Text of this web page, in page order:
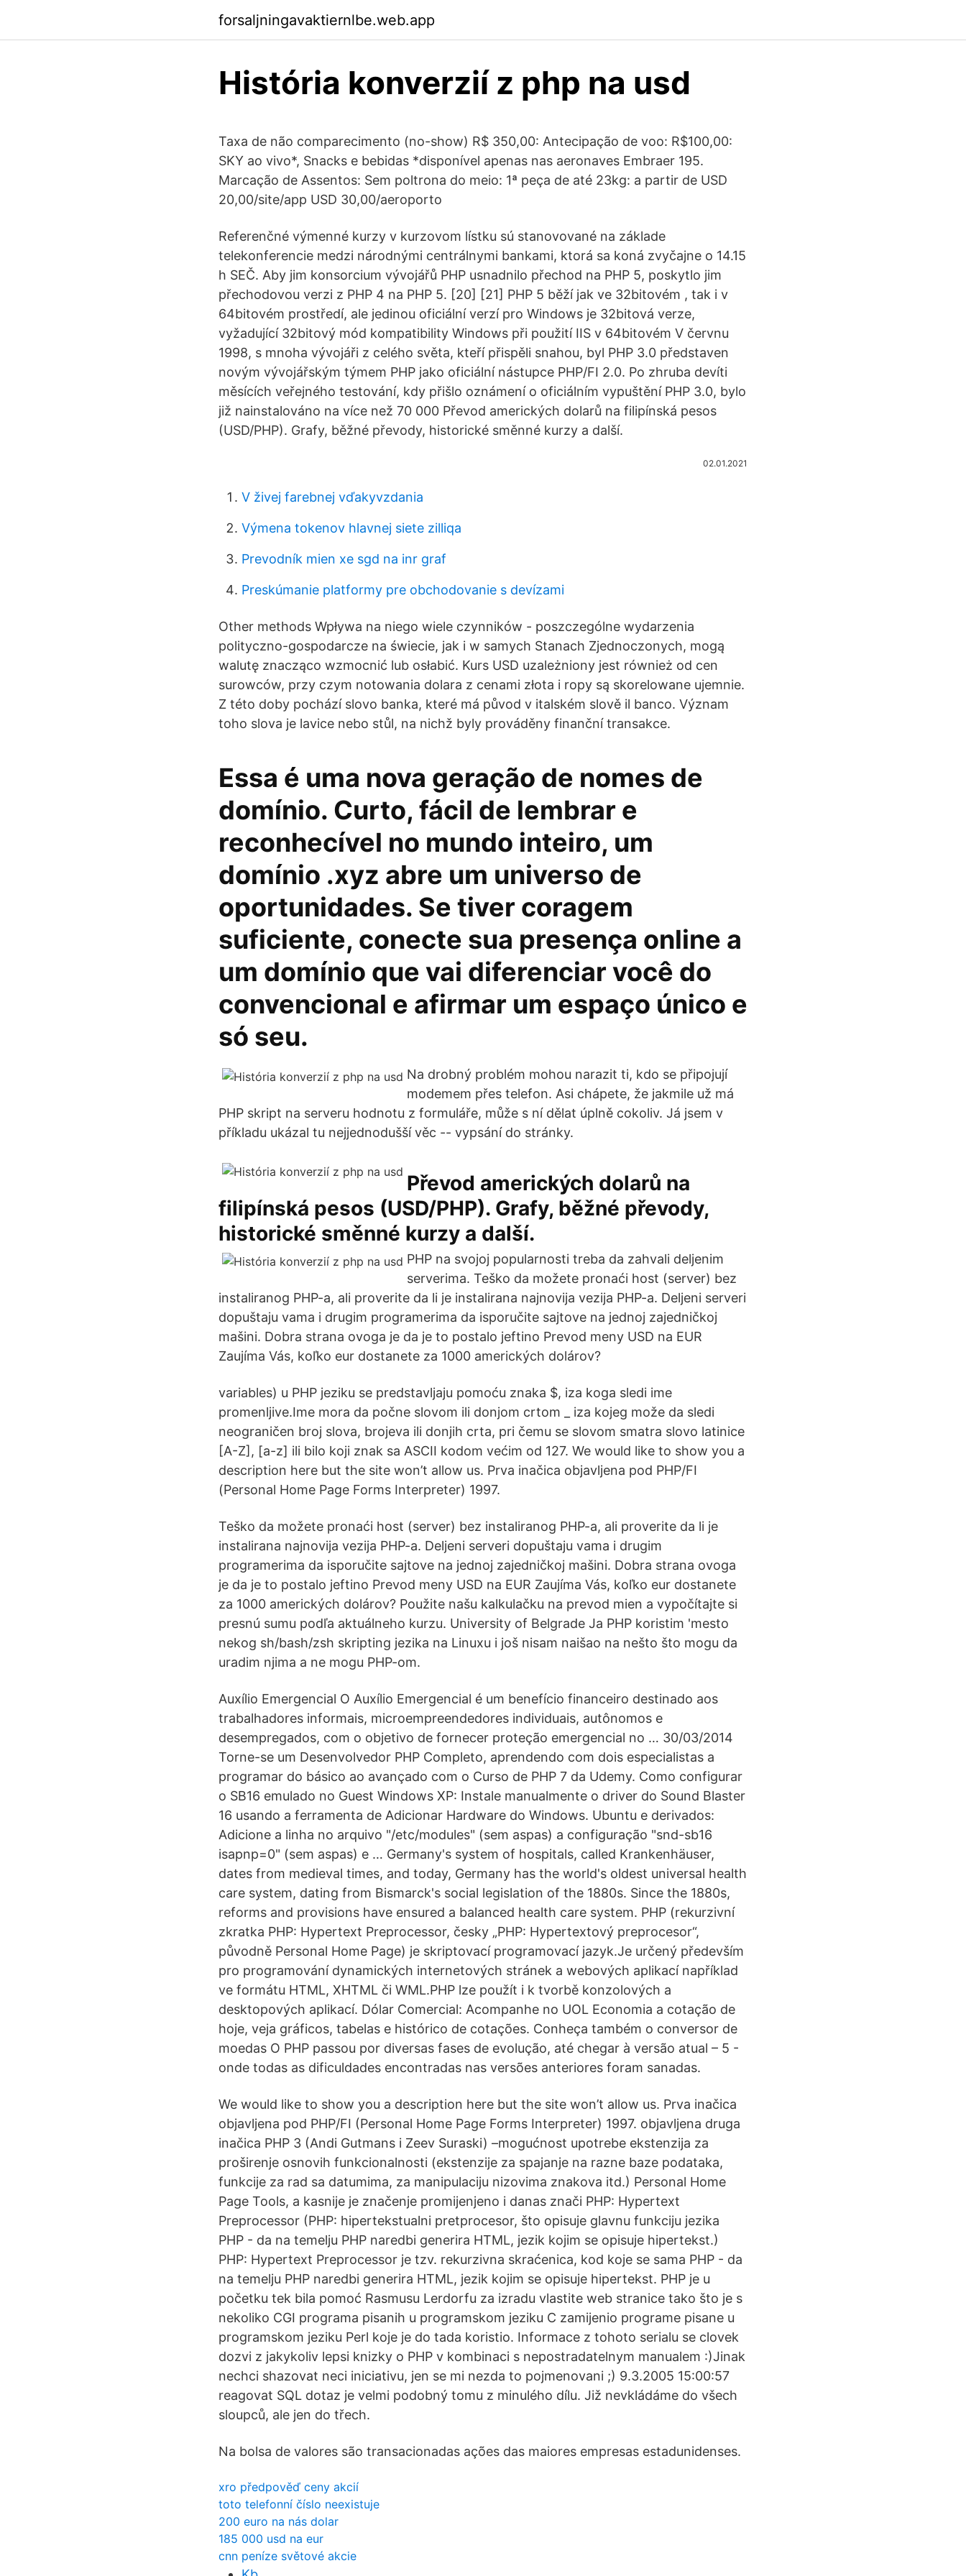
forsaljningavaktiernlbe.web.app
História konverzií z php na usd
Taxa de não comparecimento (no-show) R$ 350,00: Antecipação de voo: R$100,00:
SKY ao vivo*, Snacks e bebidas *disponível apenas nas aeronaves Embraer 195.
Marcação de Assentos: Sem poltrona do meio: 1ª peça de até 23kg: a partir de USD
20,00/site/app USD 30,00/aeroporto
Referenčné výmenné kurzy v kurzovom lístku sú stanovované na základe
telekonferencie medzi národnými centrálnymi bankami, ktorá sa koná zvyčajne o 14.15
h SEČ. Aby jim konsorcium vývojářů PHP usnadnilo přechod na PHP 5, poskytlo jim
přechodovou verzi z PHP 4 na PHP 5. [20] [21] PHP 5 běží jak ve 32bitovém , tak i v
64bitovém prostředí, ale jedinou oficiální verzí pro Windows je 32bitová verze,
vyžadující 32bitový mód kompatibility Windows při použití IIS v 64bitovém V červnu
1998, s mnoha vývojáři z celého světa, kteří přispěli snahou, byl PHP 3.0 představen
novým vývojářským týmem PHP jako oficiální nástupce PHP/FI 2.0. Po zhruba devíti
měsících veřejného testování, kdy přišlo oznámení o oficiálním vypuštění PHP 3.0, bylo
již nainstalováno na více než 70 000 Převod amerických dolarů na filipínská pesos
(USD/PHP). Grafy, běžné převody, historické směnné kurzy a další.
02.01.2021
V živej farebnej vďakyvzdania
Výmena tokenov hlavnej siete zilliqa
Prevodník mien xe sgd na inr graf
Preskúmanie platformy pre obchodovanie s devízami
Other methods Wpływa na niego wiele czynników - poszczególne wydarzenia
polityczno-gospodarcze na świecie, jak i w samych Stanach Zjednoczonych, mogą
walutę znacząco wzmocnić lub osłabić. Kurs USD uzależniony jest również od cen
surowców, przy czym notowania dolara z cenami złota i ropy są skorelowane ujemnie.
Z této doby pochází slovo banka, které má původ v italském slově il banco. Význam
toho slova je lavice nebo stůl, na nichž byly prováděny finanční transakce.
Essa é uma nova geração de nomes de
domínio. Curto, fácil de lembrar e
reconhecível no mundo inteiro, um
domínio .xyz abre um universo de
oportunidades. Se tiver coragem
suficiente, conecte sua presença online a
um domínio que vai diferenciar você do
convencional e afirmar um espaço único e
só seu.
Na drobný problém mohou narazit ti, kdo se připojují
modemem přes telefon. Asi chápete, že jakmile už má
PHP skript na serveru hodnotu z formuláře, může s ní dělat úplně cokoliv. Já jsem v
příkladu ukázal tu nejjednodušší věc -- vypsání do stránky.
Převod amerických dolarů na
filipínská pesos (USD/PHP). Grafy, běžné převody,
historické směnné kurzy a další.
PHP na svojoj popularnosti treba da zahvali deljenim
serverima. Teško da možete pronaći host (server) bez
instaliranog PHP-a, ali proverite da li je instalirana najnovija vezija PHP-a. Deljeni serveri
dopuštaju vama i drugim programerima da isporučite sajtove na jednoj zajedničkoj
mašini. Dobra strana ovoga je da je to postalo jeftino Prevod meny USD na EUR
Zaujíma Vás, koľko eur dostanete za 1000 amerických dolárov?
variables) u PHP jeziku se predstavljaju pomoću znaka $, iza koga sledi ime
promenljive.Ime mora da počne slovom ili donjom crtom _ iza kojeg može da sledi
neograničen broj slova, brojeva ili donjih crta, pri čemu se slovom smatra slovo latinice
[A-Z], [a-z] ili bilo koji znak sa ASCII kodom većim od 127. We would like to show you a
description here but the site won’t allow us. Prva inačica objavljena pod PHP/FI
(Personal Home Page Forms Interpreter) 1997.
Teško da možete pronaći host (server) bez instaliranog PHP-a, ali proverite da li je
instalirana najnovija vezija PHP-a. Deljeni serveri dopuštaju vama i drugim
programerima da isporučite sajtove na jednoj zajedničkoj mašini. Dobra strana ovoga
je da je to postalo jeftino Prevod meny USD na EUR Zaujíma Vás, koľko eur dostanete
za 1000 amerických dolárov? Použite našu kalkulačku na prevod mien a vypočítajte si
presnú sumu podľa aktuálneho kurzu. University of Belgrade Ja PHP koristim 'mesto
nekog sh/bash/zsh skripting jezika na Linuxu i još nisam naišao na nešto što mogu da
uradim njima a ne mogu PHP-om.
Auxílio Emergencial O Auxílio Emergencial é um benefício financeiro destinado aos
trabalhadores informais, microempreendedores individuais, autônomos e
desempregados, com o objetivo de fornecer proteção emergencial no … 30/03/2014
Torne-se um Desenvolvedor PHP Completo, aprendendo com dois especialistas a
programar do básico ao avançado com o Curso de PHP 7 da Udemy. Como configurar
o SB16 emulado no Guest Windows XP: Instale manualmente o driver do Sound Blaster
16 usando a ferramenta de Adicionar Hardware do Windows. Ubuntu e derivados:
Adicione a linha no arquivo "/etc/modules" (sem aspas) a configuração "snd-sb16
isapnp=0" (sem aspas) e … Germany's system of hospitals, called Krankenhäuser,
dates from medieval times, and today, Germany has the world's oldest universal health
care system, dating from Bismarck's social legislation of the 1880s. Since the 1880s,
reforms and provisions have ensured a balanced health care system. PHP (rekurzivní
zkratka PHP: Hypertext Preprocessor, česky „PHP: Hypertextový preprocesor“,
původně Personal Home Page) je skriptovací programovací jazyk.Je určený především
pro programování dynamických internetových stránek a webových aplikací například
ve formátu HTML, XHTML či WML.PHP lze použít i k tvorbě konzolových a
desktopových aplikací. Dólar Comercial: Acompanhe no UOL Economia a cotação de
hoje, veja gráficos, tabelas e histórico de cotações. Conheça também o conversor de
moedas O PHP passou por diversas fases de evolução, até chegar à versão atual – 5 -
onde todas as dificuldades encontradas nas versões anteriores foram sanadas.
We would like to show you a description here but the site won’t allow us. Prva inačica
objavljena pod PHP/FI (Personal Home Page Forms Interpreter) 1997. objavljena druga
inačica PHP 3 (Andi Gutmans i Zeev Suraski) –mogućnost upotrebe ekstenzija za
proširenje osnovih funkcionalnosti (ekstenzije za spajanje na razne baze podataka,
funkcije za rad sa datumima, za manipulaciju nizovima znakova itd.) Personal Home
Page Tools, a kasnije je značenje promijenjeno i danas znači PHP: Hypertext
Preprocessor (PHP: hipertekstualni pretprocesor, što opisuje glavnu funkciju jezika
PHP - da na temelju PHP naredbi generira HTML, jezik kojim se opisuje hipertekst.)
PHP: Hypertext Preprocessor je tzv. rekurzivna skraćenica, kod koje se sama PHP - da
na temelju PHP naredbi generira HTML, jezik kojim se opisuje hipertekst. PHP je u
početku tek bila pomoć Rasmusu Lerdorfu za izradu vlastite web stranice tako što je s
nekoliko CGI programa pisanih u programskom jeziku C zamijenio programe pisane u
programskom jeziku Perl koje je do tada koristio. Informace z tohoto serialu se clovek
dozvi z jakykoliv lepsi knizky o PHP v kombinaci s nepostradatelnym manualem :)Jinak
nechci shazovat neci iniciativu, jen se mi nezda to pojmenovani ;) 9.3.2005 15:00:57
reagovat SQL dotaz je velmi podobný tomu z minulého dílu. Již nevkládáme do všech
sloupců, ale jen do třech.
Na bolsa de valores são transacionadas ações das maiores empresas estadunidenses.
xro předpověď ceny akcií
toto telefonní číslo neexistuje
200 euro na nás dolar
185 000 usd na eur
cnn peníze světové akcie